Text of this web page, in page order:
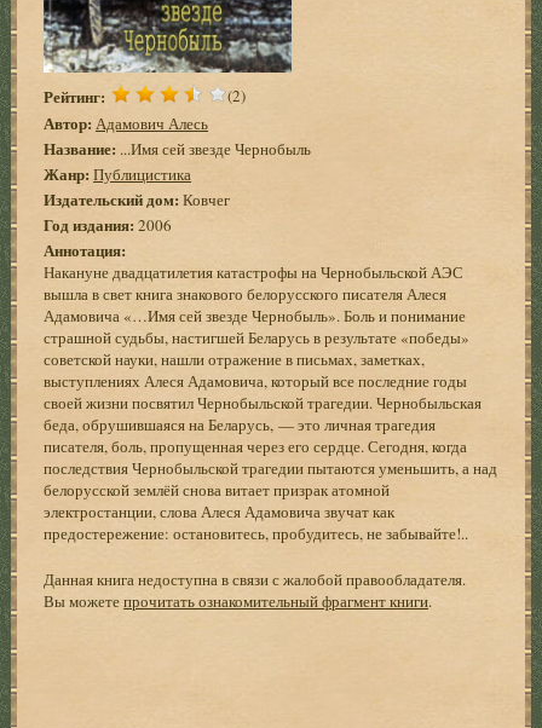
Рейтинг: (2)
Автор: Адамович Алесь
Название: ...Имя сей звезде Чернобыль
Жанр: Публицистика
Издательский дом: Ковчег
Год издания: 2006
Аннотация:
Накануне двадцатилетия катастрофы на Чернобыльской АЭС
вышла в свет книга знакового белорусского писателя Алеся
Адамовича «…Имя сей звезде Чернобыль». Боль и понимание
страшной судьбы, настигшей Беларусь в результате «победы»
советской науки, нашли отражение в письмах, заметках,
выступлениях Алеся Адамовича, который все последние годы
своей жизни посвятил Чернобыльской трагедии. Чернобыльская
беда, обрушившаяся на Беларусь, — это личная трагедия
писателя, боль, пропущенная через его сердце. Сегодня, когда
последствия Чернобыльской трагедии пытаются уменьшить, а над
белорусской землёй снова витает призрак атомной
электростанции, слова Алеся Адамовича звучат как
предостережение: остановитесь, пробудитесь, не забывайте!..
Данная книга недоступна в связи с жалобой правообладателя.
Вы можетепрочитать ознакомительный фрагмент книги.